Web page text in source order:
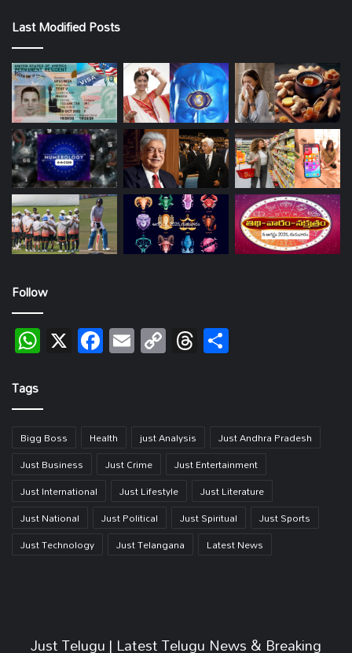
Last Modified Posts
Follow
WhatsApp
X Facebook
EmailCopy
Link
Threads
Tags
Bigg Boss Health just Analysis
Just Andhra Pradesh
Just Business
Just Crime
Just Entertainment
Just International
Just Lifestyle
Just Literature
Just National
Just Political Just Spiritual
Just Sports
Just Technology
Just Telangana Latest News
Just Telugu | Latest Telugu News & Breaking